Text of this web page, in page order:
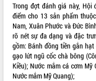
Trong đợt đánh giá này,
điểm cho 13 sản phẩm
Nam, Xuân Phước và Đức
rõ nét sự đa dạng và đặc
gồm: Bánh đồng tiền gắn
gạo lứt ngũ cốc chà bông
Kiều); Nước mắm cá cơm
Nước mắm Mỹ Quang);